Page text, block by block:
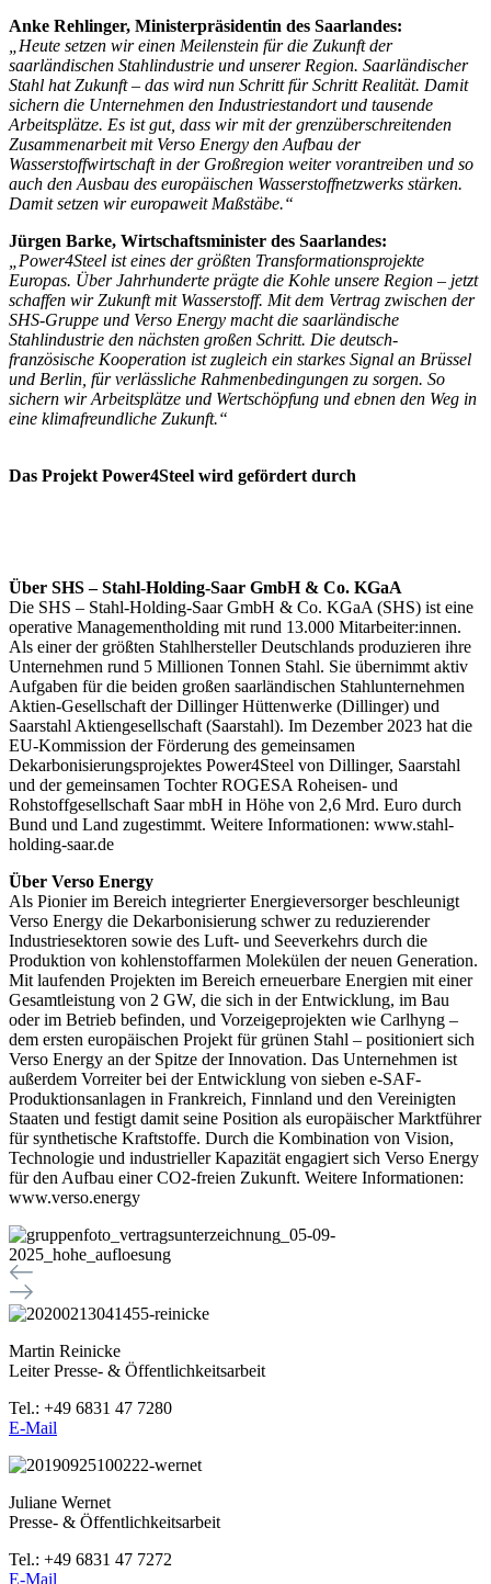
Anke Rehlinger, Ministerpräsidentin des Saarlandes:
„Heute setzen wir einen Meilenstein für die Zukunft der
saarländischen Stahlindustrie und unserer Region. Saarländischer
Stahl hat Zukunft – das wird nun Schritt für Schritt Realität. Damit
sichern die Unternehmen den Industriestandort und tausende
Arbeitsplätze. Es ist gut, dass wir mit der grenzüberschreitenden
Zusammenarbeit mit Verso Energy den Aufbau der
Wasserstoffwirtschaft in der Großregion weiter vorantreiben und so
auch den Ausbau des europäischen Wasserstoffnetzwerks stärken.
Damit setzen wir europaweit Maßstäbe.“
Jürgen Barke, Wirtschaftsminister des Saarlandes:
„Power4Steel ist eines der größten Transformationsprojekte
Europas. Über Jahrhunderte prägte die Kohle unsere Region – jetzt
schaffen wir Zukunft mit Wasserstoff. Mit dem Vertrag zwischen der
SHS-Gruppe und Verso Energy macht die saarländische
Stahlindustrie den nächsten großen Schritt. Die deutsch-
französische Kooperation ist zugleich ein starkes Signal an Brüssel
und Berlin, für verlässliche Rahmenbedingungen zu sorgen. So
sichern wir Arbeitsplätze und Wertschöpfung und ebnen den Weg in
eine klimafreundliche Zukunft.“
Das Projekt Power4Steel wird gefördert durch
Über SHS – Stahl-Holding-Saar GmbH & Co. KGaA
Die SHS – Stahl-Holding-Saar GmbH & Co. KGaA (SHS) ist eine
operative Managementholding mit rund 13.000 Mitarbeiter:innen.
Als einer der größten Stahlhersteller Deutschlands produzieren ihre
Unternehmen rund 5 Millionen Tonnen Stahl. Sie übernimmt aktiv
Aufgaben für die beiden großen saarländischen Stahlunternehmen
Aktien-Gesellschaft der Dillinger Hüttenwerke (Dillinger) und
Saarstahl Aktiengesellschaft (Saarstahl). Im Dezember 2023 hat die
EU-Kommission der Förderung des gemeinsamen
Dekarbonisierungsprojektes Power4Steel von Dillinger, Saarstahl
und der gemeinsamen Tochter ROGESA Roheisen- und
Rohstoffgesellschaft Saar mbH in Höhe von 2,6 Mrd. Euro durch
Bund und Land zugestimmt. Weitere Informationen: www.stahl-
holding-saar.de
Über Verso Energy
Als Pionier im Bereich integrierter Energieversorger beschleunigt
Verso Energy die Dekarbonisierung schwer zu reduzierender
Industriesektoren sowie des Luft- und Seeverkehrs durch die
Produktion von kohlenstoffarmen Molekülen der neuen Generation.
Mit laufenden Projekten im Bereich erneuerbare Energien mit einer
Gesamtleistung von 2 GW, die sich in der Entwicklung, im Bau
oder im Betrieb befinden, und Vorzeigeprojekten wie Carlhyng –
dem ersten europäischen Projekt für grünen Stahl – positioniert sich
Verso Energy an der Spitze der Innovation. Das Unternehmen ist
außerdem Vorreiter bei der Entwicklung von sieben e-SAF-
Produktionsanlagen in Frankreich, Finnland und den Vereinigten
Staaten und festigt damit seine Position als europäischer Marktführer
für synthetische Kraftstoffe. Durch die Kombination von Vision,
Technologie und industrieller Kapazität engagiert sich Verso Energy
für den Aufbau einer CO2-freien Zukunft. Weitere Informationen:
www.verso.energy
Martin Reinicke
Leiter Presse- & Öffentlichkeitsarbeit
Tel.: +49 6831 47 7280
E-Mail
Juliane Wernet
Presse- & Öffentlichkeitsarbeit
Tel.: +49 6831 47 7272
E-Mail